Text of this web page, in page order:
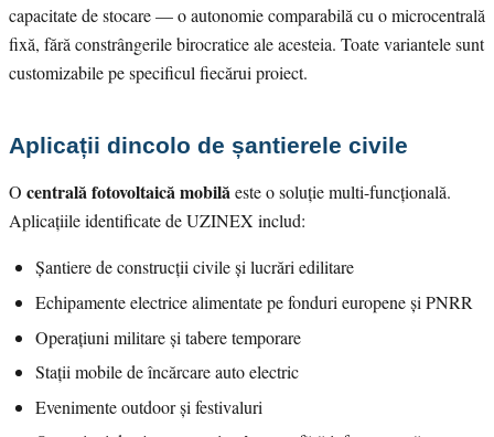
capacitate de stocare — o autonomie comparabilă cu o microcentrală
fixă, fără constrângerile birocratice ale acesteia. Toate variantele sunt
customizabile pe specificul fiecărui proiect.
Aplicații dincolo de șantierele civile
O centrală fotovoltaică mobilăeste o soluție multi-funcțională.
Aplicațiile identificate de UZINEX includ:
Șantiere de construcții civile și lucrări edilitare
Echipamente electrice alimentate pe fonduri europene și PNRR
Operațiuni militare și tabere temporare
Stații mobile de încărcare auto electric
Evenimente outdoor și festivaluri